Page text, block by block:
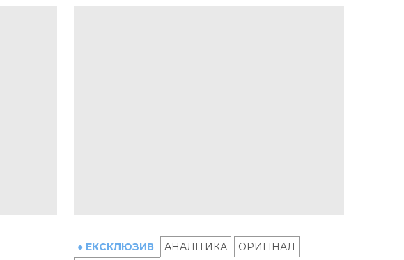
● ЕКСКЛЮЗИВ АНАЛІТИКА
ОРИГІНАЛ